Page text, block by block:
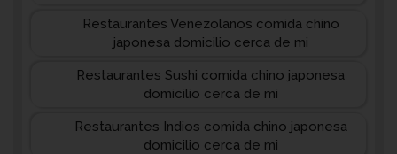
Restaurantes Venezolanos comida chino
japonesa domicilio cerca de mi
Restaurantes Sushi comida chino japonesa
domicilio cerca de mi
Restaurantes Indios comida chino japonesa
domicilio cerca de mi